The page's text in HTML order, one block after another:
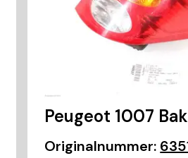
Peugeot 1007
Originalnummer: